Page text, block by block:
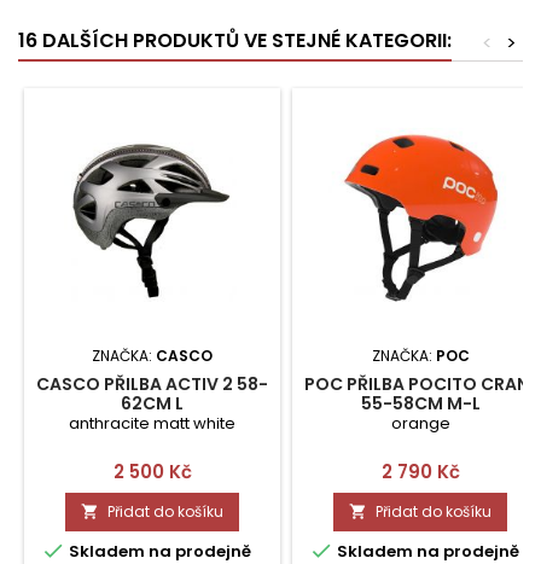
16 DALŠÍCH PRODUKTŮ VE STEJNÉ KATEGORII: >
<
ZNAČKA: CASCO
CASCO PŘILBA ACTIV 2 58-
62CM L
anthracite matt white
Cena
2 500 Kč
 Přidat do košíku
 Skladem na prodejně
ZNAČKA: POC
POC PŘILBA POCITO CRANE
55-58CM M-L
orange
Cena
2 790 Kč
 Přidat do košíku
 Skladem na prodejně